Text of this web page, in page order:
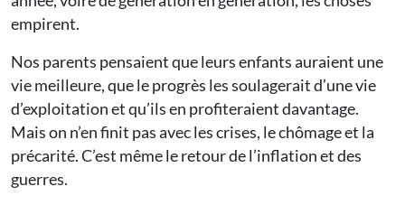
empirent.
Nos parents pensaient que leurs enfants auraient une
vie meilleure, que le progrès les soulagerait d’une vie
d’exploitation et qu’ils en profiteraient davantage.
Mais on n’en finit pas avec les crises, le chômage et la
précarité. C’est même le retour de l’inflation et des
guerres.